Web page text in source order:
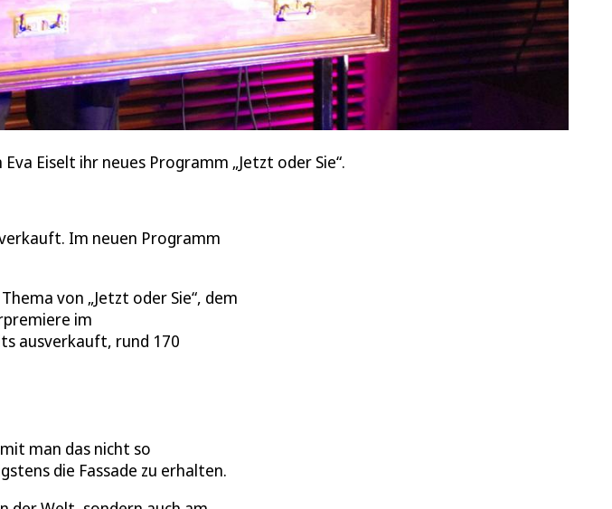
Eiselt ihr neues Programm „Jetzt oder Sie“.
Im neuen Programm
von „Jetzt oder Sie“, dem
im
ausverkauft, rund 170
man das nicht so
die Fassade zu erhalten.